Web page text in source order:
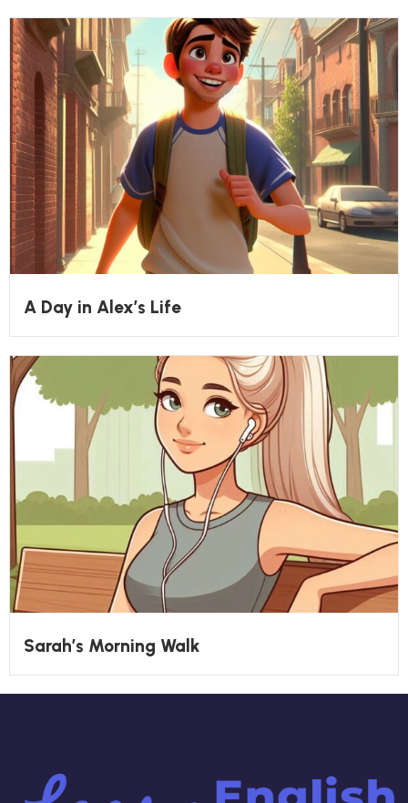
A Day in Alex’s Life
Sarah’s Morning Walk